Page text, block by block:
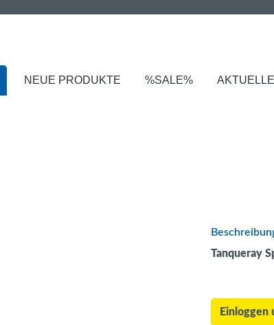
NEUE PRODUKTE %SALE%
Tanqueray
Einloggen